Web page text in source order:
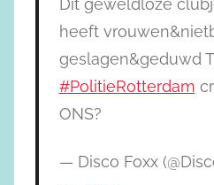
Dit geweldloze
heeft
geslagen&geduwd
#PolitieRotterdam
ONS?
— Disco Foxx